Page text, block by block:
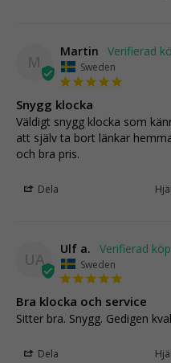
M
Martin
Sweden
Snygg klocka
Väldigt snygg klocka som
att själv ta bort länkar
och bra pris.
Dela
UA
Ulf a.
Sweden
Bra klocka och service
Sitter bra. Snygg. Gedigen
Dela